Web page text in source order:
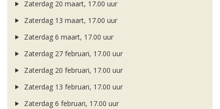
Zaterdag 20 maart, 17.00 uur
Zaterdag 13 maart, 17.00 uur
Zaterdag 6 maart, 17.00 uur
Zaterdag 27 februari, 17.00 uur
Zaterdag 20 februari, 17.00 uur
Zaterdag 13 februari, 17.00 uur
Zaterdag 6 februari, 17.00 uur